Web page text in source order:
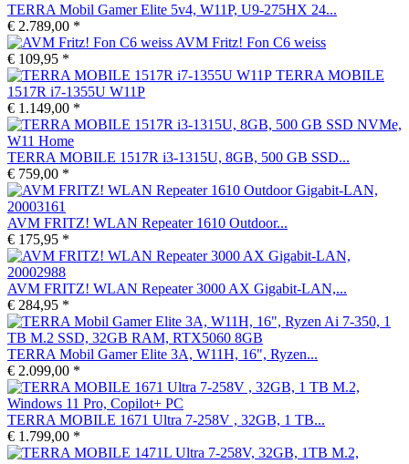
TERRA Mobil Gamer Elite 5v4, W11P, U9-275HX 24...
€ 2.789,00 *
AVM Fritz! Fon C6 weiss
€ 109,95 *
TERRA MOBILE
1517R i7-1355U W11P
€ 1.149,00 *
TERRA MOBILE 1517R i3-1315U, 8GB, 500 GB SSD...
€ 759,00 *
AVM FRITZ! WLAN Repeater 1610 Outdoor...
€ 175,95 *
AVM FRITZ! WLAN Repeater 3000 AX Gigabit-LAN,...
€ 284,95 *
TERRA Mobil Gamer Elite 3A, W11H, 16", Ryzen...
€ 2.099,00 *
TERRA MOBILE 1671 Ultra 7-258V , 32GB, 1 TB...
€ 1.799,00 *